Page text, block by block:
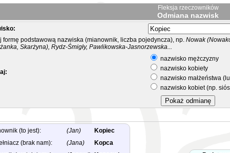
Fleksja rzeczowników
Odmiana nazwisk
formę podstawową nazwiska (mianownik, liczba pojedyncza), np. Nowak
Skarżyna), Rydz-Śmigły, Pawlikowska-Jasnorzewska...
nazwisko mężczyzny
nazwisko kobiety
nazwisko małżeństwa
nazwisko kobiet (np.
(to jest): (Jan)
Kopiec
(brak nam):
(Jana)
Kopca